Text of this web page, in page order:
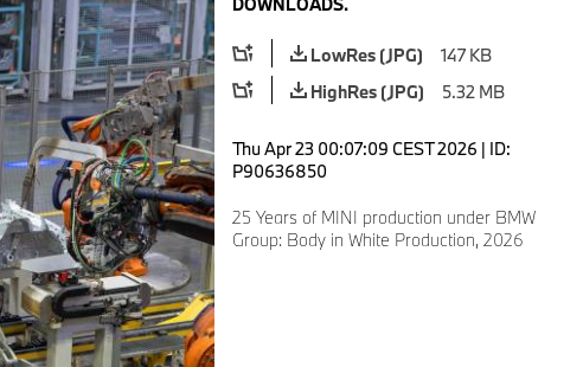
LowRes (JPG)
147 KB
HighRes (JPG)
5.32 MB
Thu Apr 23 00:07:09 CEST 2026 | ID:
P90636850
25 Years of MINI production under BMW
Group: Body in White Production, 2026